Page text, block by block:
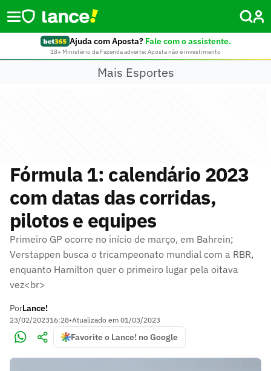
Ajuda com Aposta? Fale com o assistente.
18+ Ministério da Fazenda adverte: Aposta não é investimento
Mais Esportes
Fórmula 1: calendário 2023
com datas das corridas,
pilotos e equipes
Primeiro GP ocorre no início de março, em Bahrein;
Verstappen busca o tricampeonato mundial com a RBR,
enquanto Hamilton quer o primeiro lugar pela oitava
vez<br>
PorLance!
23/02/202316:28•Atualizado em 01/03/2023
Favorite o Lance! no Google